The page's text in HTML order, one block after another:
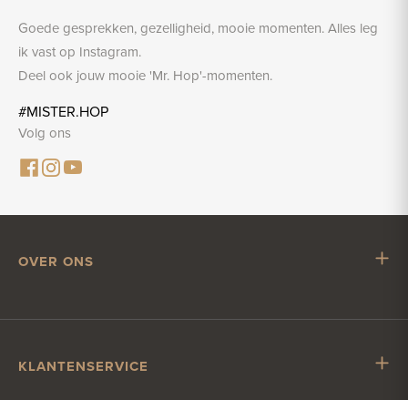
Goede gesprekken, gezelligheid, mooie momenten. Alles leg
ik vast op Instagram.
Deel ook jouw mooie 'Mr. Hop'-momenten.
#MISTER.HOP
Volg ons
OVER ONS
Vacatures
KLANTENSERVICE